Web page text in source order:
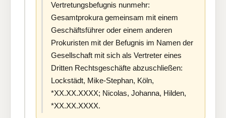
Vertretungsbefugnis nunmehr:
Gesamtprokura gemeinsam mit einem
Geschäftsführer oder einem anderen
Prokuristen mit der Befugnis im Namen der
Gesellschaft mit sich als Vertreter eines
Dritten Rechtsgeschäfte abzuschließen:
Lockstädt, Mike-Stephan, Köln,
*XX.XX.XXXX; Nicolas, Johanna, Hilden,
*XX.XX.XXXX.